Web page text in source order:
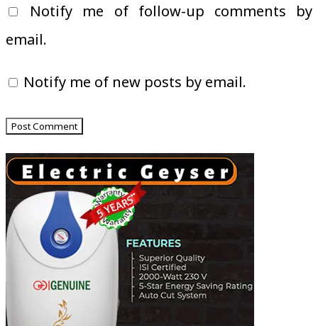
Notify me of follow-up comments by
email.
Notify me of new posts by email.